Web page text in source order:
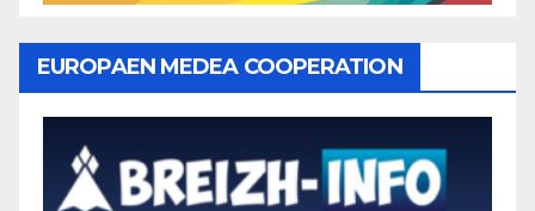
EUROPAEN MEDEA COOPERATION